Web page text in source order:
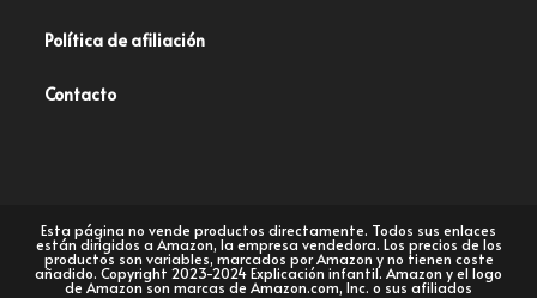
Política de afiliación
Contacto
Esta página no vende productos directamente. Todos sus enlaces
están dirigidos a Amazon, la empresa vendedora. Los precios de los
productos son variables, marcados por Amazon y no tienen coste
añadido. Copyright 2023-2024 Explicación infantil. Amazon y el logo
de Amazon son marcas de Amazon.com, Inc. o sus afiliados